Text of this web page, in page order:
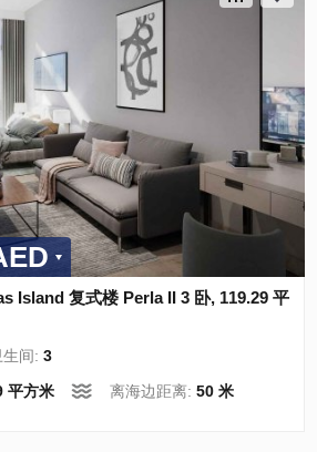
Island 复式楼 Perla II 3 卧, 119.29 平
生间:3
平方米 离海边距离:50 米